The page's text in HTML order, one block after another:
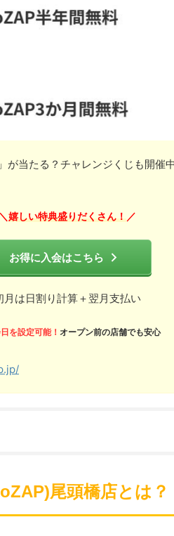
が当たる？チャレンジくじも開催
＼嬉しい特典盛りだくさん！／
お得に入会はこちら
月は日割り計算＋翌月支払い
を設定可能！ オープン前の店舗でも安心
尾頭橋店とは？